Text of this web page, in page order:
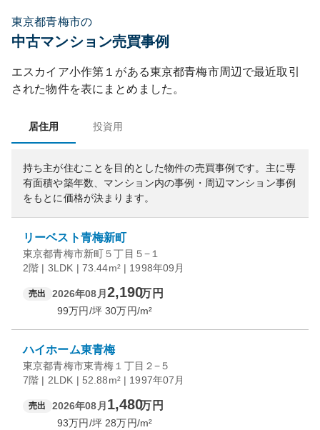
東京都青梅市の
中古マンション売買事例
エスカイア小作第１ がある東京都青梅市周辺で最近取引
された物件を表にまとめました。
居住用 投資用
持ち主が住むことを目的とした物件の売買事例です。 主に専
有面積や築年数、マンション内の事例・周辺マンション事例
をもとに価格が決まります。
リーベスト青梅新町
東京都青梅市新町５丁目５−１
2階 | 3LDK | 73.44m² | 1998年09月
売出 2026年08月 2,190万円
99万円/坪 30万円/m²
ハイホーム東青梅
東京都青梅市東青梅１丁目２−５
7階 | 2LDK | 52.88m² | 1997年07月
売出 2026年08月 1,480万円
93万円/坪 28万円/m²